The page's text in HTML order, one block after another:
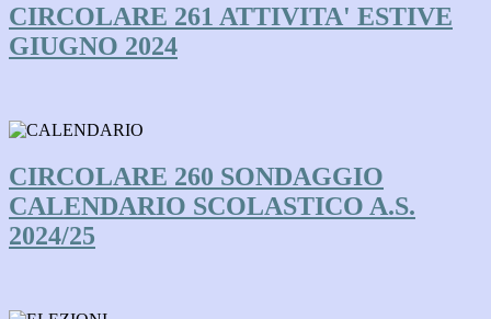
CIRCOLARE 261 ATTIVITA' ESTIVE
GIUGNO 2024
CIRCOLARE 260 SONDAGGIO
CALENDARIO SCOLASTICO A.S.
2024/25